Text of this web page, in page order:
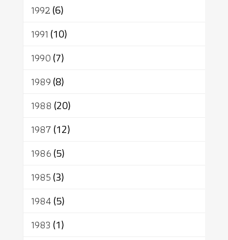
1992(6)
1991 (10)
1990(7)
1989(8)
1988 (20)
1987(12)
1986(5)
1985(3)
1984(5)
1983 (1)